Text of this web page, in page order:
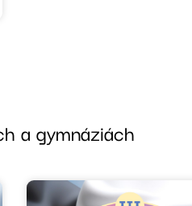
a gymnáziách